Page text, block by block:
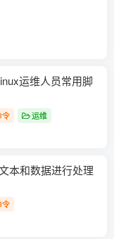
运维人员常用脚
令 运维
本和数据进行处理
令